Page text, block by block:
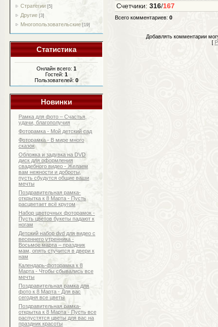
Стратегии [5]
Другие [3]
Многопользовательские [19]
Статистика
Онлайн всего: 1
Гостей: 1
Пользователей: 0
Новинки
Рамка для фото – Счастья,
удачи, благополучия
Фоторамка - Мой детский сад
Фоторамка - В мире много
сказок
Обложка и задувка на DVD
диск для оформления
свадебного видео - Желаем
вам нежности и доброты,
пусть сбудутся общие ваши
мечты
Поздравительная рамка-
открытка к 8 Марта - Пусть
расцветает всё кругом
Набор цветочных фоторамок -
Пусть цветов букеты падают к
ногам
Детский набор dvd для видео с
весеннего утренника -
Восьмое марта – праздник
мам, опять стучится в двери к
нам
Календарь-фоторамка к 8
Марта - Чтобы сбывались все
мечты
Поздравительная рамка для
фото к 8 Марта - Для вас
сегодня все цветы
Поздравительная рамка-
открытка к 8 Марта - Пусть все
распустятся цветы для вас на
праздник красоты
Счетчики: 316/167
Всего комментариев: 0
Добавлять комментарии
[